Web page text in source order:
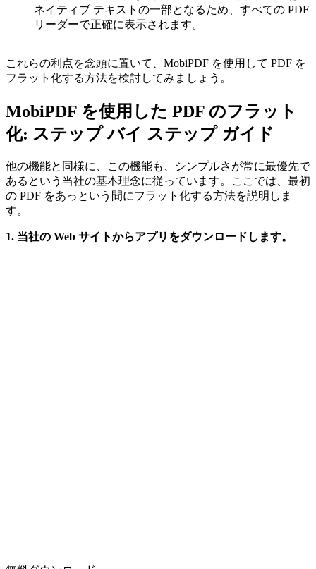
ネイティブ テキストの一部となるため、すべての PDF
リーダーで正確に表示されます。
これらの利点を念頭に置いて、MobiPDF を使用して PDF を
フラット化する方法を検討してみましょう。
MobiPDF を使用した PDF のフラット
化: ステップ バイ ステップ ガイド
他の機能と同様に、この機能も、シンプルさが常に最優先で
あるという当社の基本理念に従っています。ここでは、最初
の PDF をあっという間にフラット化する方法を説明しま
す。
1. 当社の Web サイトからアプリをダウンロードします。